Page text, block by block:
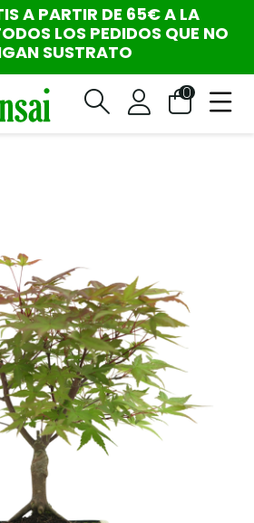
A PARTIR DE 65€ A LA
LOS PEDIDOS QUE NO
SUSTRATO
0